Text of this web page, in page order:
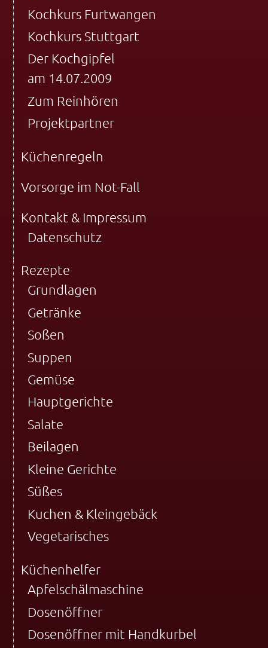
Kochkurs Furtwangen
Kochkurs Stuttgart
Der Kochgipfel
am 14.07.2009
Zum Reinhören
Projektpartner
Küchenregeln
Vorsorge im Not-Fall
Kontakt & Impressum
Datenschutz
Rezepte
Grundlagen
Getränke
Soßen
Suppen
Gemüse
Hauptgerichte
Salate
Beilagen
Kleine Gerichte
Süßes
Kuchen & Kleingebäck
Vegetarisches
Küchenhelfer
Apfelschälmaschine
Dosenöffner
Dosenöffner mit Handkurbel